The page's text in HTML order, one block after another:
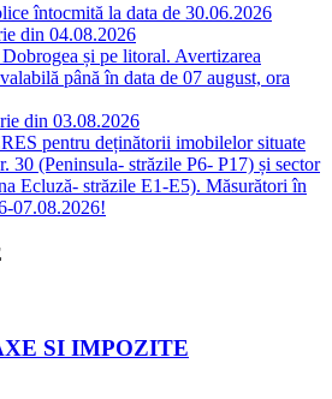
întocmită la data de 30.06.2026
din 04.08.2026
și pe litoral. Avertizarea
până în data de 07 august, ora
din 03.08.2026
pentru deținătorii imobilelor situate
30 (Peninsula- străzile P6- P17) și sector
Ecluză- străzile E1-E5). Măsurători în
07.08.2026!
SI IMPOZITE